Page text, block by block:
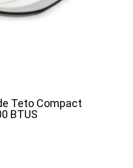
Teto Compact
BTUS